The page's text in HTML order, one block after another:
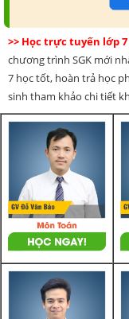
>> Học trực tuyến lớp
chương trình SGK mới
7 học tốt, hoàn trả học
sinh tham khảo chi tiết